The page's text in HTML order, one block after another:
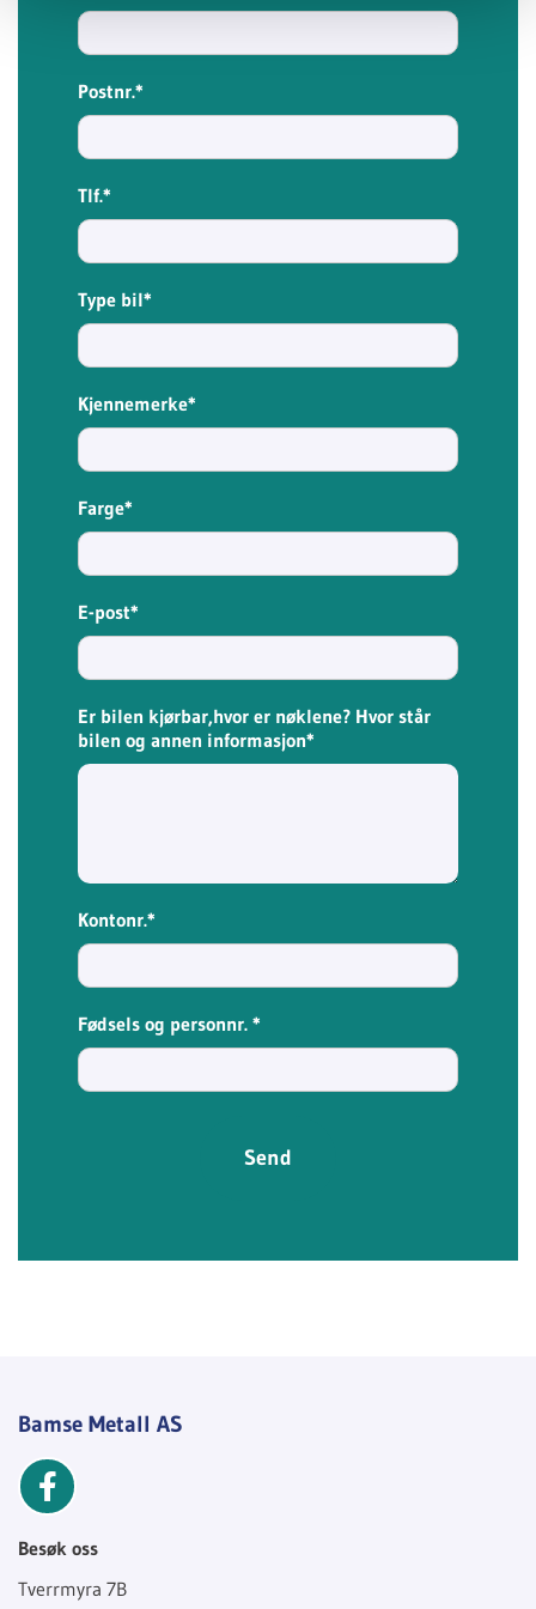
Postnr.*
Tlf.*
Type bil*
Kjennemerke*
Farge*
E-post*
Er bilen kjørbar,hvor er nøklene? Hvor står
bilen og annen informasjon*
Kontonr.*
Fødsels og personnr. *
Bamse Metall AS
Besøk oss
Tverrmyra 7B